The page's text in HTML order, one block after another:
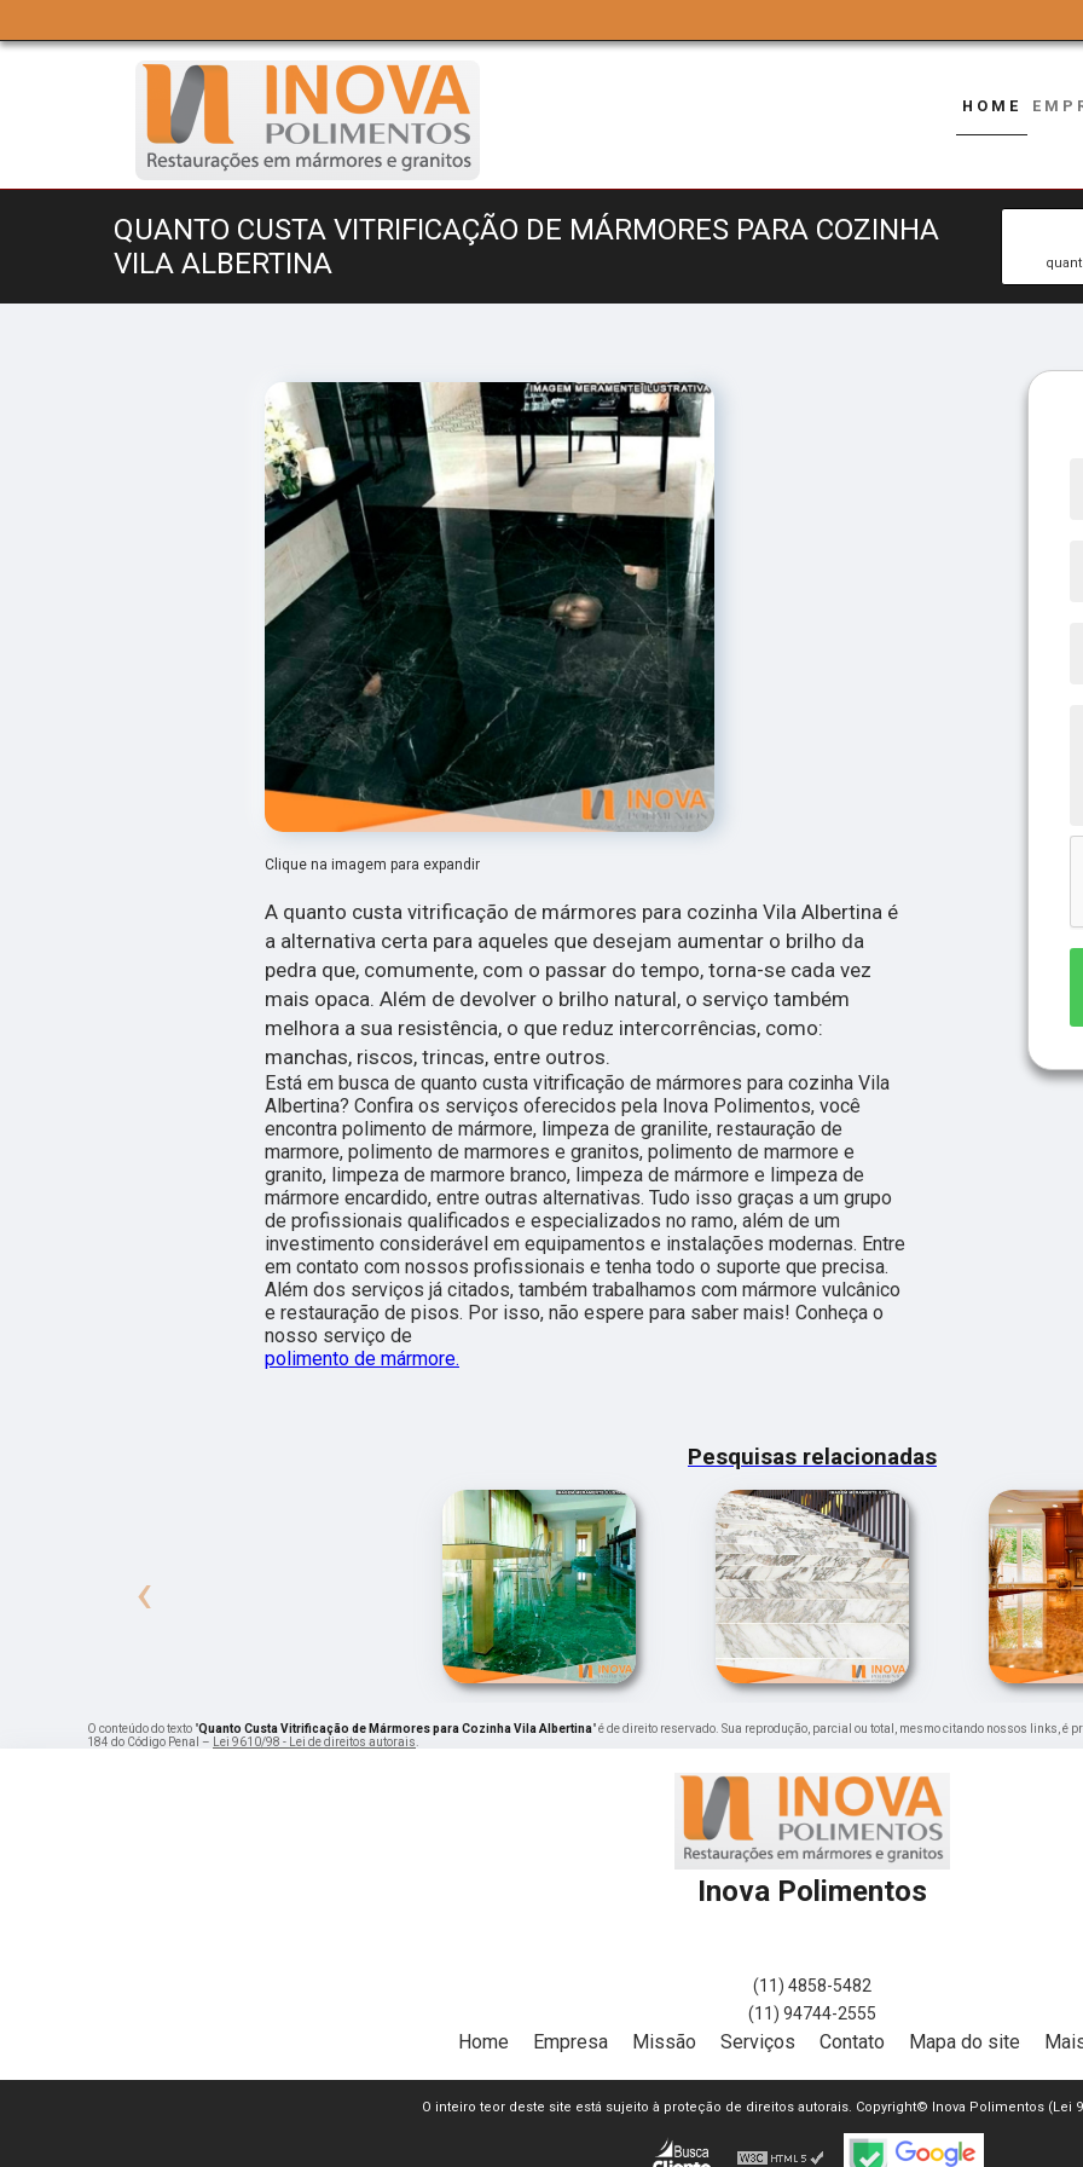
HOME
QUANTO CUSTA VITRIFICAÇÃO DE MÁRMORES PARA COZINHA
VILA ALBERTINA
Clique na imagem para expandir
A quanto custa vitrificação de mármores para cozinha Vila Albertina é
a alternativa certa para aqueles que desejam aumentar o brilho da
pedra que, comumente, com o passar do tempo, torna-se cada vez
mais opaca. Além de devolver o brilho natural, o serviço também
melhora a sua resistência, o que reduz intercorrências, como:
manchas, riscos, trincas, entre outros.
Está em busca de quanto custa vitrificação de mármores para cozinha Vila
Albertina? Confira os serviços oferecidos pela Inova Polimentos, você
encontra polimento de mármore, limpeza de granilite, restauração de
marmore, polimento de marmores e granitos, polimento de marmore e
granito, limpeza de marmore branco, limpeza de mármore e limpeza de
mármore encardido, entre outras alternativas. Tudo isso graças a um grupo
de profissionais qualificados e especializados no ramo, além de um
investimento considerável em equipamentos e instalações modernas. Entre
em contato com nossos profissionais e tenha todo o suporte que precisa.
Além dos serviços já citados, também trabalhamos com mármore vulcânico
e restauração de pisos. Por isso, não espere para saber mais! Conheça o
nosso serviço de
polimento de mármore.
Pesquisas relacionadas
‹
O conteúdo do texto "Quanto Custa Vitrificação de Mármores para Cozinha Vila Albertina" é de direito reservado. Sua reprodução, parcial ou total, mesmo citando nossos links,
184 do Código Penal – Lei 9610/98 - Lei de direitos autorais.
Inova Polimentos
(11) 4858-5482
(11) 94744-2555
Home Empresa Missão Serviços Contato Mapa do site
O inteiro teor deste site está sujeito à proteção de direitos autorais. Copyright© Inova Polimentos (Lei